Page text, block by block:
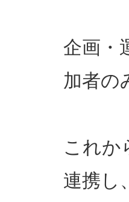
企画・
加者の
これか
連携し